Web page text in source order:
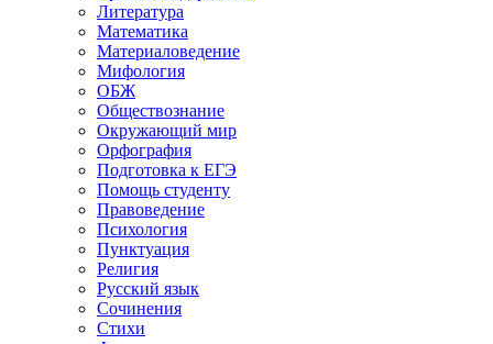
Литература
Математика
Материаловедение
Мифология
ОБЖ
Обществознание
Окружающий мир
Орфография
Подготовка к ЕГЭ
Помощь студенту
Правоведение
Психология
Пунктуация
Религия
Русский язык
Сочинения
Стихи